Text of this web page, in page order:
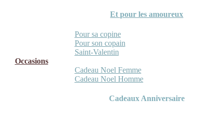
Et pour les amoureux
Pour sa copine
Pour son copain
Saint-Valentin
Occasions
Cadeau Noel Femme
Cadeau Noel Homme
Cadeaux Anniversaire